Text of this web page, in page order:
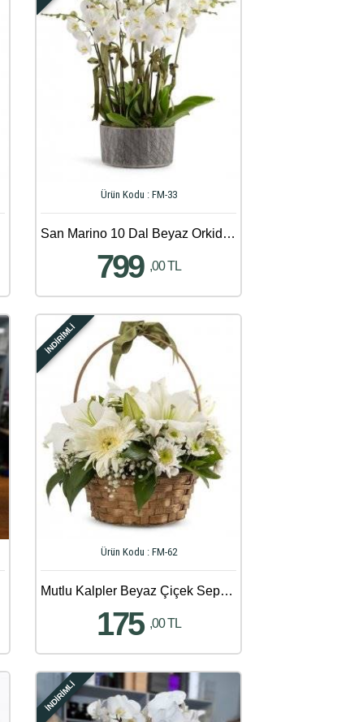
Ürün Kodu : FM-33
San Marino 10 Dal Beyaz Orkideler
799 ,00 TL
İNDİRİMLİ
Ürün Kodu : FM-62
Mutlu Kalpler Beyaz Çiçek Sepeti Aranjmanı
175 ,00 TL
İNDİRİMLİ